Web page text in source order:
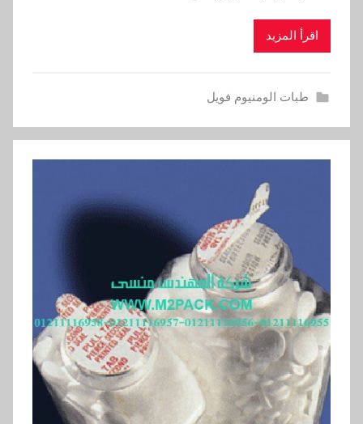
اقرأ المزيد
طبات الومنيوم فويل